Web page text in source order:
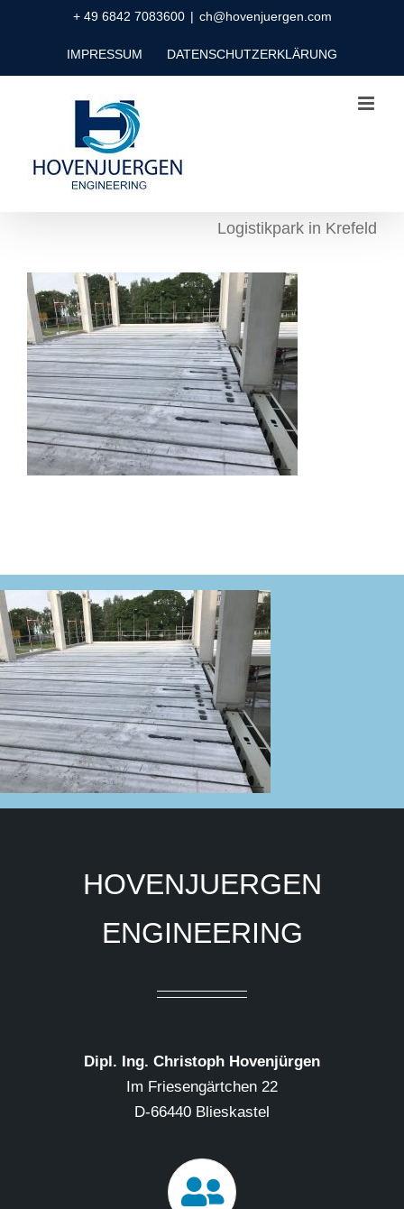
+ 49 6842 7083600 | ch@hovenjuergen.com
IMPRESSUM DATENSCHUTZERKLÄRUNG
Logistikpark in Krefeld
HOVENJUERGEN
ENGINEERING
Dipl. Ing. Christoph Hovenjürgen
Im Friesengärtchen 22
D-66440 Blieskastel